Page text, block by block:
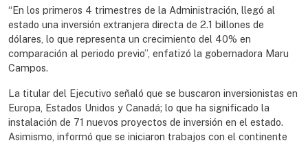
“En los primeros 4 trimestres de la Administración, llegó al
estado una inversión extranjera directa de 2.1 billones de
dólares, lo que representa un crecimiento del 40% en
comparación al periodo previo”, enfatizó la gobernadora Maru
Campos.
La titular del Ejecutivo señaló que se buscaron inversionistas en
Europa, Estados Unidos y Canadá; lo que ha significado la
instalación de 71 nuevos proyectos de inversión en el estado.
Asimismo, informó que se iniciaron trabajos con el continente